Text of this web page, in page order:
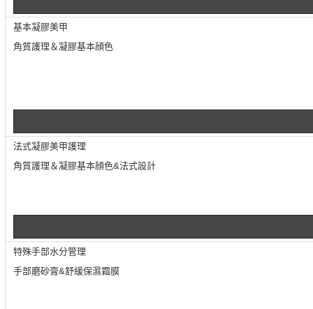
基本凝膠美甲
角質護理＆凝膠基本顔色
法式凝膠美甲護理
角質護理＆凝膠基本顔色&法式設計
特殊手部水分管理
手部磨砂膏&舒緩保濕霜膜